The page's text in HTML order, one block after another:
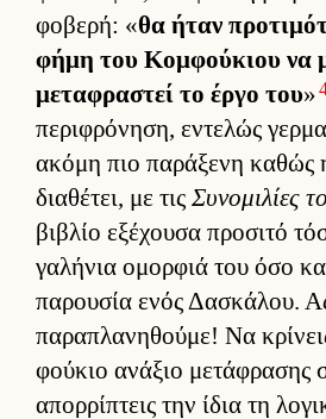
φοβερή: «θα ήταν
φήμη του Κομ­φού­κιου να
μεταφραστεί το έργο του»
περιφρόνηση, εντελώς
ακόμη πιο παράξενη καθώς
δια­θέτει, με τις Συνομιλίες
βιβλίο εξέχουσα προσιτό
γαλήνια ομορ­φιά του όσο
παρου­σία ενός Δασκάλου.
παραπλανηθού­με! Να
φού­κιο ανάξιο μετάφρασης
απορ­ρίπτεις την ίδια τη